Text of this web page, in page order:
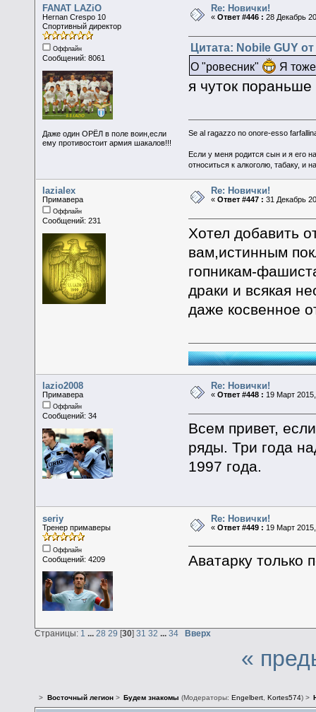
FANAT LAZiO
Hernan Crespo 10
Спортивный директор
Оффлайн
Сообщений: 8061
Даже один ОРЁЛ в поле воин,если
ему противостоит армия шакалов!!!
Re: Новички!
«Ответ #446 : 28 Декабрь
Цитата: Nobile GUY
О "ровесник"
Я
я чуток пораньше
Se al ragazzo no onore-esso
Если у меня родится сын и я его
относиться к алкоголю, табаку, и
lazialex
Примавера
Оффлайн
Сообщений: 231
Re: Новички!
«Ответ #447 : 31 Декабрь
Хотел добавить
вам,истинным
гопникам-
драки и всякая
даже косвенное
lazio2008
Примавера
Оффлайн
Сообщений: 34
Re: Новички!
«Ответ #448 : 19 Март
Всем привет,
ряды. Три года
1997 года.
seriy
Тренер примаверы
Оффлайн
Сообщений: 4209
Re: Новички!
«Ответ #449 : 19 Март
Аватарку только
Страницы: 1 ... 28 29 [30] 31 32 ... 34 Вверх
«
> Восточный легион> Будем знакомы (Модераторы: Engelbert, Kortes574) >